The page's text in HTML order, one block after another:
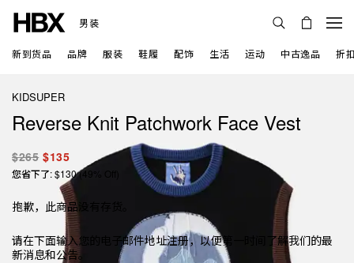
男装
新到货品 品牌 服装 鞋履 配饰 生活 运动 中古逸品 折
KIDSUPER
Reverse Knit Patchwork Face Vest
$265 $135
您省下了: $130 (49% Off)
抱歉，此商品没有存货。
请在下面输入您的电子邮件地址注册，以便第一时间了解我们的最
新消息和公告。